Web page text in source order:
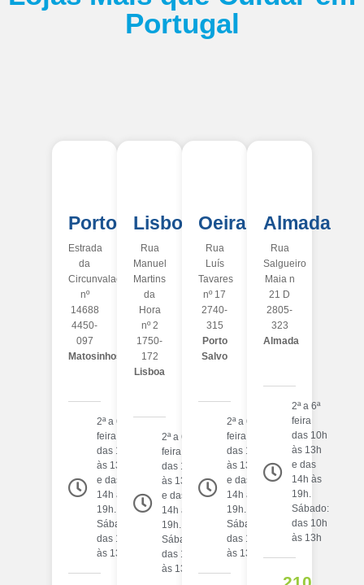
Portugal
Porto
Estrada
da
Circunvalação
nº
14688
4450-
097
Matosinhos
2ª a 6ª
feira
das 10h
às 13h
e das
14h às
19h.
Sábado:
das 10h
às 13h
Lisboa
Rua
Manuel
Martins
da
Hora
nº 2
1750-
172
Lisboa
2ª a 6ª
feira
das 10h
às 13h
e das
14h às
19h.
Sábado:
das 10h
às 13h
Oeiras
Rua
Luís
Tavares
nº 17
2740-
315
Porto
Salvo
2ª a 6ª
feira
das 10h
às 13h
e das
14h às
19h.
Sábado:
das 10h
às 13h
Almada
Rua
Salgueiro
Maia n
21 D
2805-
323
Almada
2ª a 6ª
feira
das 10h
às 13h
e das
14h às
19h.
Sábado:
das 10h
às 13h